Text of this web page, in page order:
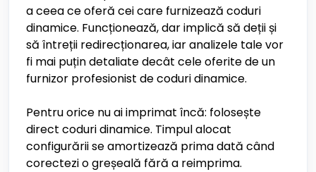
a ceea ce oferă cei care furnizează coduri
dinamice. Funcționează, dar implică să deții și
să întreții redirecționarea, iar analizele tale vor
fi mai puțin detaliate decât cele oferite de un
furnizor profesionist de coduri dinamice.
Pentru orice nu ai imprimat încă: folosește
direct coduri dinamice. Timpul alocat
configurării se amortizează prima dată când
corectezi o greșeală fără a reimprima.